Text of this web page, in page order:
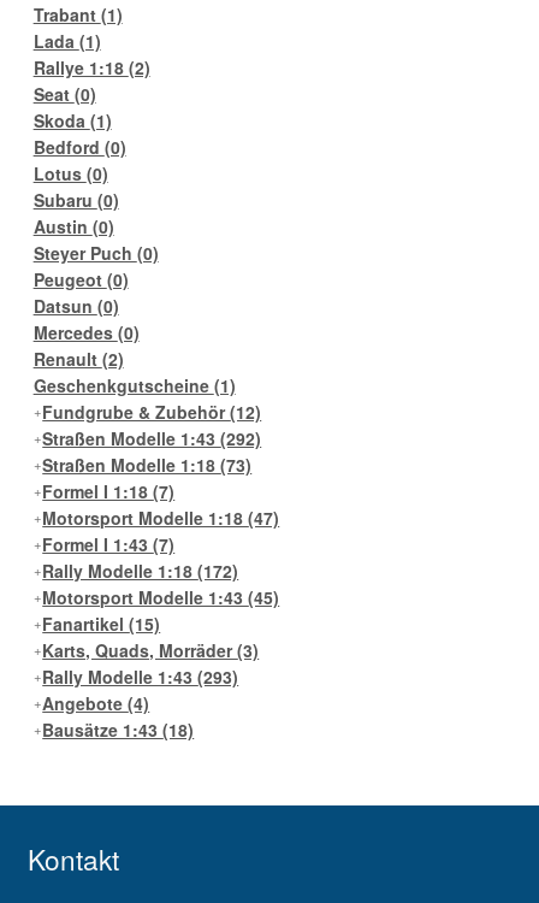
Trabant (1)
Lada (1)
Rallye 1:18 (2)
Seat (0)
Skoda (1)
Bedford (0)
Lotus (0)
Subaru (0)
Austin (0)
Steyer Puch (0)
Peugeot (0)
Datsun (0)
Mercedes (0)
Renault (2)
Geschenkgutscheine (1)
Fundgrube & Zubehör(12)
Straßen Modelle 1:43(292)
Straßen Modelle 1:18(73)
Formel I 1:18(7)
Motorsport Modelle 1:18(47)
Formel I 1:43(7)
Rally Modelle 1:18(172)
Motorsport Modelle 1:43(45)
Fanartikel(15)
Karts, Quads, Morräder(3)
Rally Modelle 1:43(293)
Angebote(4)
Bausätze 1:43(18)
Kontakt